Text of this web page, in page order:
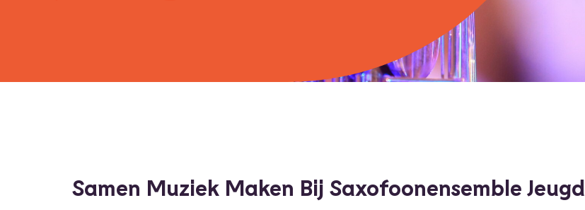
Samen Muziek Maken Bij Saxofoonensemble Jeugd